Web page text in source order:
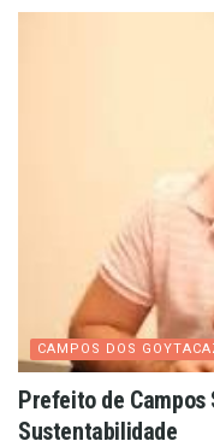
CAMPOS DOS
Prefeito de Campos
Sustentabilidade